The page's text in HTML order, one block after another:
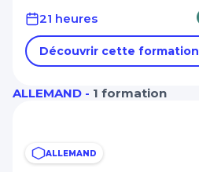
21 heures
Découvrir cette formation
ALLEMAND - 1 formation
ALLEMAND